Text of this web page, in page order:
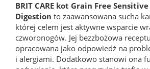
BRIT CARE kot Grain Free
Digestion to zaawansowana sucha
której celem jest aktywne wsparcie
czworonogów. Jej bezzbożowa
opracowana jako odpowiedź na
i alergiami. Dodatkowo stanowi ona